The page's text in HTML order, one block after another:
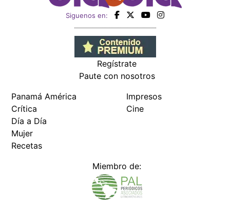
Siguenos en:
Regístrate
Paute con nosotros
Panamá América
Crítica
Día a Día
Mujer
Recetas
Impresos
Cine
Miembro de: